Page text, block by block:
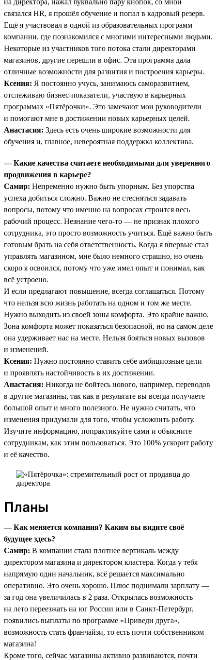
связался HR, я прошёл обучение и попал в кадровый резерв.
Ещё я участвовал в одной из образовательных программ
компании, где познакомился с многими интересными людьми.
Некоторые из участников того потока стали директорами
магазинов, другие перешли в офис. Эта программа дала
отличные возможности для развития и построения карьеры.
Ксения: Я постоянно учусь, занимаюсь саморазвитием,
отслеживаю бизнес-показатели, участвую в карьерных
программах «Пятёрочки». Это замечают мои руководители
и помогают мне в достижении новых карьерных целей.
Анастасия: Здесь есть очень широкие возможности для
обучения и, главное, невероятная поддержка коллектива.
— Какие качества считаете необходимыми для уверенного
продвижения в карьере?
Самир: Непременно нужно быть упорным. Без упорства
успеха добиться сложно. Важно не стесняться задавать
вопросы, потому что именно на вопросах строится весь
рабочий процесс. Незнание чего-то — не признак плохого
сотрудника, это просто возможность учиться. Ещё важно быть
готовым брать на себя ответственность. Когда я впервые стал
управлять магазином, мне было немного страшно, но очень
скоро я освоился, потому что уже имел опыт и понимал, как
всё устроено.
И если предлагают повышение, всегда соглашаться. Потому
что нельзя всю жизнь работать на одном и том же месте.
Нужно выходить из своей зоны комфорта. Это крайне важно.
Зона комфорта может показаться безопасной, но на самом деле
она удерживает нас на месте. Нельзя бояться новых вызовов
и изменений.
Ксения: Нужно постоянно ставить себе амбициозные цели
и проявлять настойчивость в их достижении.
Анастасия: Никогда не бойтесь нового, например, переводов
в другие магазины, так как в результате вы всегда получаете
большой опыт и много полезного. Не нужно считать, что
изменения придумали для того, чтобы усложнить работу.
Изучите информацию, попрактикуйте сами и объясните
сотрудникам, как этим пользоваться. Это 100% ускорит работу
и её качество.
Планы
— Как меняется компания? Каким вы видите своё
будущее здесь?
Самир: В компании стала плотнее вертикаль между
директором магазина и директором кластера. Когда у тебя
напрямую один начальник, всё решается максимально
оперативно. Это очень хорошо. Плюс поднимали зарплату —
за год она увеличилась в 2 раза. Открылась возможность
на лето переезжать на юг России или в Санкт-Петербург,
появились выплаты по программе «Приведи друга»,
возможность стать франчайзи, то есть почти собственником
магазина!
Кроме того, сейчас магазины активно развиваются, почти